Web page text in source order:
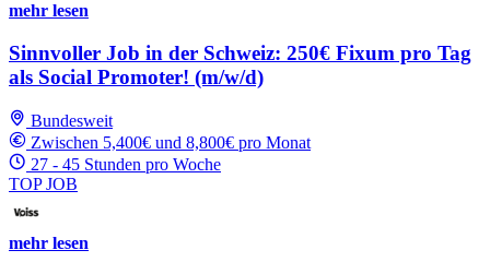
mehr lesen
Sinnvoller Job in der Schweiz: 250€ Fixum pro Tag
als Social Promoter! (m/w/d)
Bundesweit
Zwischen 5,400€ und 8,800€ pro Monat
27 - 45 Stunden pro Woche
TOP JOB
mehr lesen